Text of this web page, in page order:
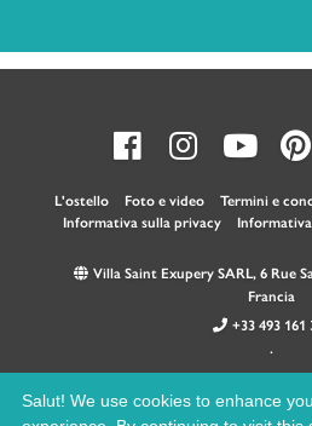
L'ostello Foto e video
Termini e
Informativa sulla privacy
Villa Saint Exupery SARL, 6 Rue
Francia
+33 493 161
.
SIRET 43284046000021 - TVA
Site by Yuna
Salut! We use cookies to enhance